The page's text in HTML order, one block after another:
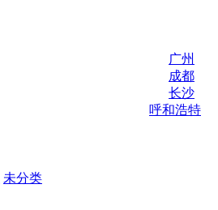
广州
成都
长沙
呼和浩特
未分类